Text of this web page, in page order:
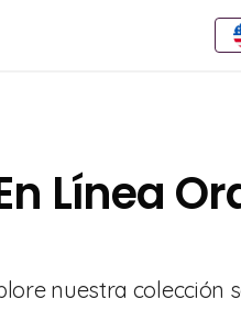
Línea
nuestra colección